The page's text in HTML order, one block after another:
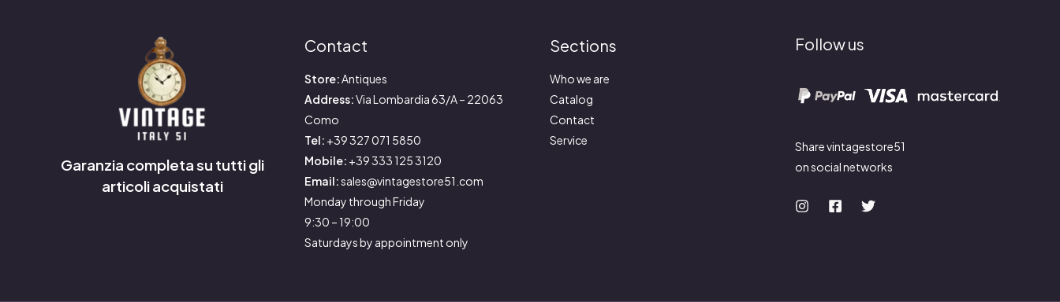
Garanzia completa su tutti gli
articoli acquistati
Contact
Store:Antiques
Address:Via Lombardia 63/A – 22063
Como
Tel: +39 327 071 5850
Mobile: +39 333 125 3120
Email:sales@vintagestore51.com
Monday through Friday
9:30 – 19:00
Saturdays by appointment only
Sections
Who we are
Catalog
Contact
Service
Follow us
Share vintagestore51
on social networks